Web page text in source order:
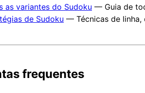
as variantes do Sudoku — Guia de
de Sudoku — Técnicas de linha,
frequentes